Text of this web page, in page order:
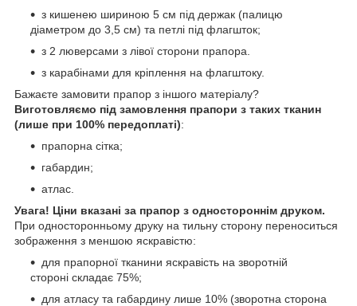
з кишенею шириною 5 см під держак (палицю
діаметром до 3,5 см) та петлі під флагшток;
з 2 люверсами з лівої сторони прапора.
з карабінами для кріплення на флагштоку.
Бажаєте замовити прапор з іншого матеріалу?
Виготовляємо під замовлення прапори з таких тканин
(лише при 100% передоплаті):
прапорна сітка;
габардин;
атлас.
Увага! Ціни вказані за прапор з одностороннім друком.
При односторонньому друку на тильну сторону переноситься
зображення з меншою яскравістю:
для прапорної тканини яскравість на зворотній
стороні складає 75%;
для атласу та габардину лише 10% (зворотна сторона